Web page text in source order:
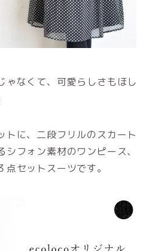
ゃなくて、可愛らしさもほし
トに、二段フリルのスカート
フォン素材のワンピース、
セットスーツです。